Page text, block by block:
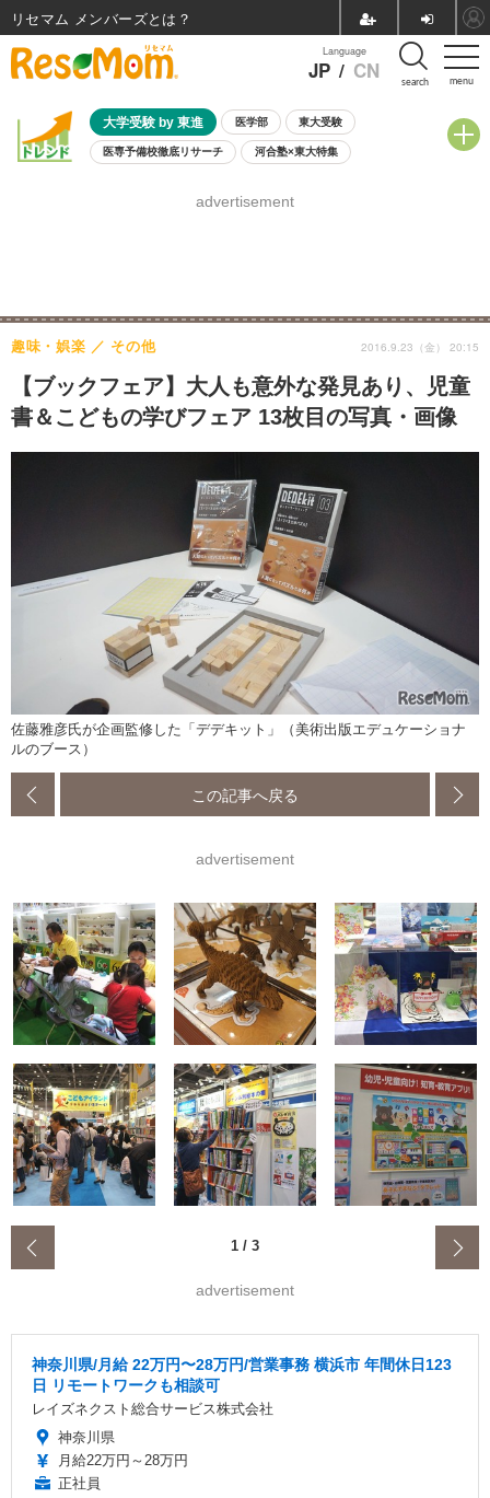
menu
Language
JP / CN search
大学受験 by 東進 医学部 東大受験
医専予備校徹底リサーチ 河合塾×東大特集
8月開催学校説明会・相談会
advertisement
【ブックフェア】大人も意外な発見あり、児童
書＆こどもの学びフェア 13枚目の写真・画像
趣味・娯楽 その他 2016.9.23（金） 20:15
佐藤雅彦氏が企画監修した「デデキット」（美術出版エデュケーショナ
ルのブース）
この記事へ戻る
advertisement
1 / 3
advertisement
神奈川県/月給 22万円〜28万円/営業事務 横浜市 年間休日123
日 リモートワークも相談可
レイズネクスト総合サービス株式会社
神奈川県
月給22万円～28万円
正社員
リセマム メンバーズ